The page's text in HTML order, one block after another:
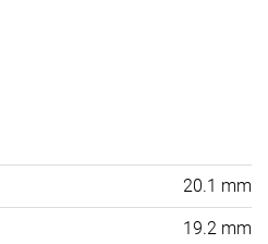
20.1 mm
19.2 mm